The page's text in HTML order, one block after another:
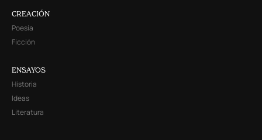
CREACIÓN
Poesía
Ficción
ENSAYOS
Historia
Ideas
Literatura